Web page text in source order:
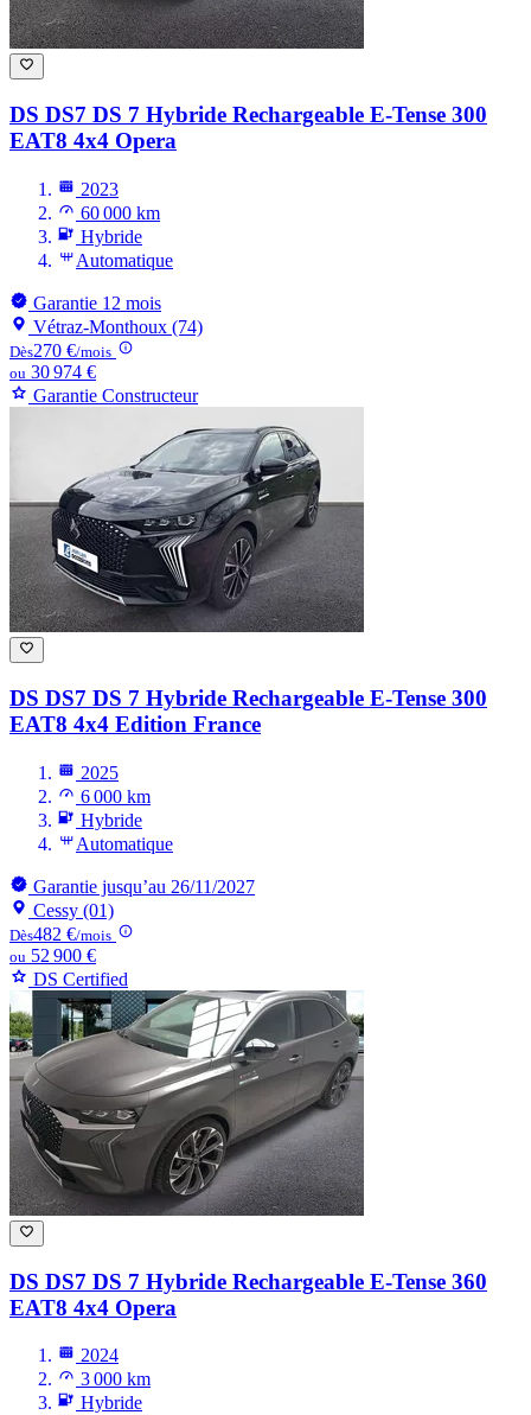
DS DS7 DS 7 Hybride Rechargeable E-Tense 300
EAT8 4x4 Opera
2023
60 000 km
Hybride
Automatique
Garantie 12 mois
Vétraz-Monthoux (74)
Dès270 €/mois
ou 30 974 €
Garantie Constructeur
DS DS7 DS 7 Hybride Rechargeable E-Tense 300
EAT8 4x4 Edition France
2025
6 000 km
Hybride
Automatique
Garantie jusqu’au 26/11/2027
Cessy (01)
Dès482 €/mois
ou 52 900 €
DS Certified
DS DS7 DS 7 Hybride Rechargeable E-Tense 360
EAT8 4x4 Opera
2024
3 000 km
Hybride